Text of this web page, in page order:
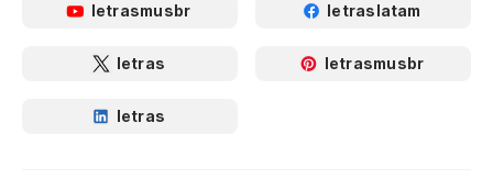
letrasmusbr letraslatam
letras letrasmusbr
letras